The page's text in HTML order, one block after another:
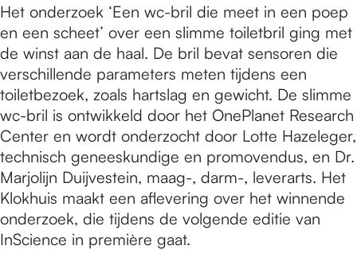
Het onderzoek ‘Een wc-bril die meet in een poep
en een scheet’ over een slimme toiletbril ging met
de winst aan de haal. De bril bevat sensoren die
verschillende parameters meten tijdens een
toiletbezoek, zoals hartslag en gewicht. De slimme
wc-bril is ontwikkeld door het OnePlanet Research
Center en wordt onderzocht door Lotte Hazeleger,
technisch geneeskundige en promovendus, en Dr.
Marjolijn Duijvestein, maag-, darm-, leverarts. Het
Klokhuis maakt een aflevering over het winnende
onderzoek, die tijdens de volgende editie van
InScience in première gaat.